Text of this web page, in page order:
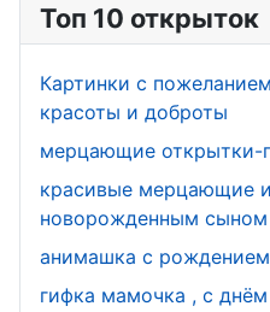
банковского
работника
День
юриста
информатик
День
День
щиков
Топ 10 открыток
Картинки с
красоты и доброты
мерцающие открытки-
красивые мерцающие
новорожденным сыном
анимашка с рождением
гифка мамочка , с